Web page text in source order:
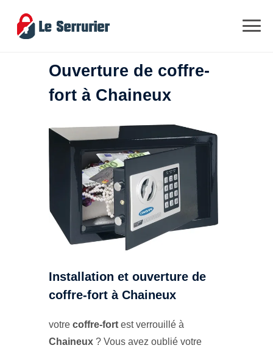
Ouverture de coffre-
fort à Chaineux
Installation et ouverture de
coffre-fort à Chaineux
votre coffre-fort est verrouillé à
Chaineux ? Vous avez oublié votre